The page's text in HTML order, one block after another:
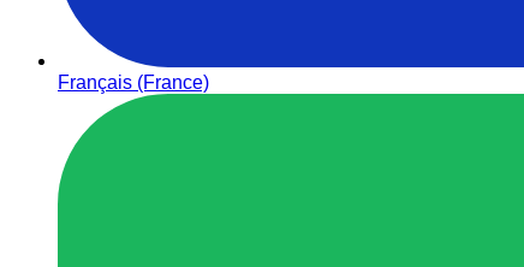
Français (France)